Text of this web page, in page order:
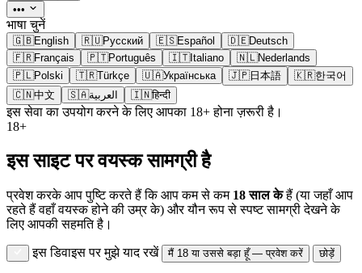
•••
भाषा चुनें
🇬🇧English 🇷🇺Русский 🇪🇸Español 🇩🇪Deutsch
🇫🇷Français 🇵🇹Português 🇮🇹Italiano 🇳🇱Nederlands
🇵🇱Polski 🇹🇷Türkçe 🇺🇦Українська 🇯🇵日本語 🇰🇷한국어
🇨🇳中文 🇸🇦العربية 🇮🇳हिन्दी
इस सेवा का उपयोग करने के लिए आपका 18+ होना ज़रूरी है।
18+
इस साइट पर वयस्क सामग्री है
प्रवेश करके आप पुष्टि करते हैं कि आप कम से कम 18 साल केहैं (या जहाँ आप
रहते हैं वहाँ वयस्क होने की उम्र के) और यौन रूप से स्पष्ट सामग्री देखने के
लिए आपकी सहमति है।
इस डिवाइस पर मुझे याद रखें मैं 18 या उससे बड़ा हूँ — प्रवेश करें छोड़ें